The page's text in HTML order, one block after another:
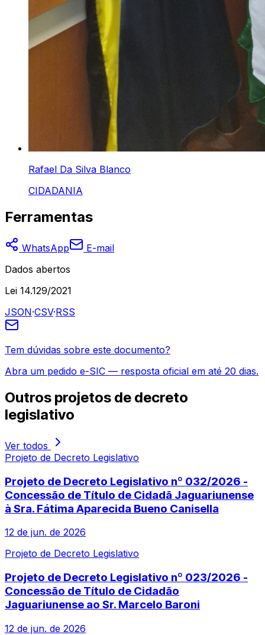
Rafael Da Silva Blanco
CIDADANIA
Ferramentas
WhatsApp
E-mail
Dados abertos
Lei 14.129/2021
JSON·CSV·RSS
Tem dúvidas sobre este documento?
Abra um pedido e-SIC — resposta oficial em até 20 dias.
Outros projetos de decreto
legislativo
Ver todos
Projeto de Decreto Legislativo
Projeto de Decreto Legislativo nº 032/2026 -
Concessão de Título de Cidadã Jaguariunense
à Sra. Fátima Aparecida Bueno Canisella
12 de jun. de 2026
Projeto de Decreto Legislativo
Projeto de Decreto Legislativo nº 023/2026 -
Concessão de Título de Cidadão
Jaguariunense ao Sr. Marcelo Baroni
12 de jun. de 2026